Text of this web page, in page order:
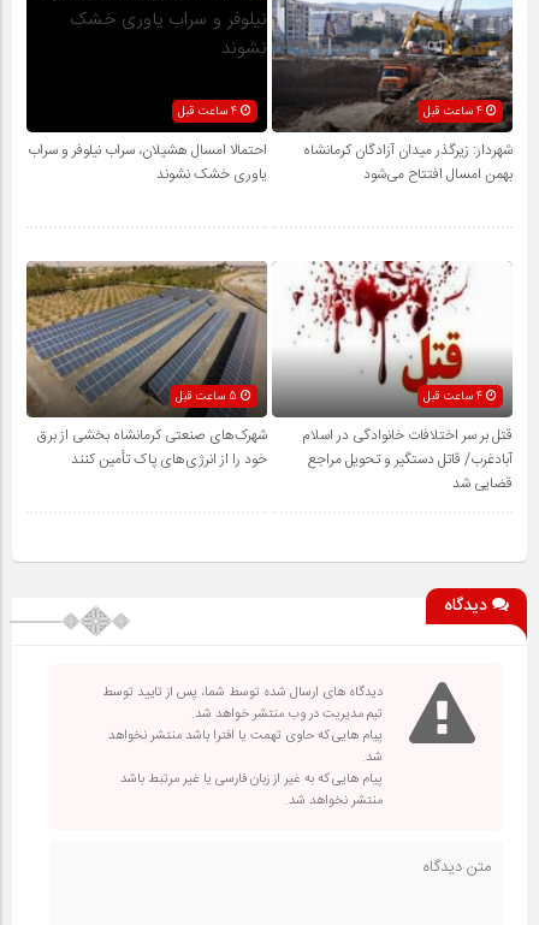
4 ساعت قبل
شهردار: زیرگذر میدان آزادگان کرمانشاه
بهمن امسال افتتاح می‌شود
احتمالا امسال هشیلان، سراب نیلوفر و سراب
یاوری خشک نشوند
4 ساعت قبل
قتل بر سر اختلافات خانوادگی در اسلام
آبادغرب/ قاتل دستگیر و تحویل مراجع
قضایی شد
شهرک‌های صنعتی کرمانشاه بخشی از برق
خود را از انرژی‌های پاک تأمین کنند
دیدگاه
دیدگاه های ارسال شده توسط شما، پس از تایید توسط
تیم مدیریت در وب منتشر خواهد شد.
پیام هایی که حاوی تهمت یا افترا باشد منتشر نخواهد
شد.
پیام هایی که به غیر از زبان فارسی یا غیر مرتبط باشد
منتشر نخواهد شد.